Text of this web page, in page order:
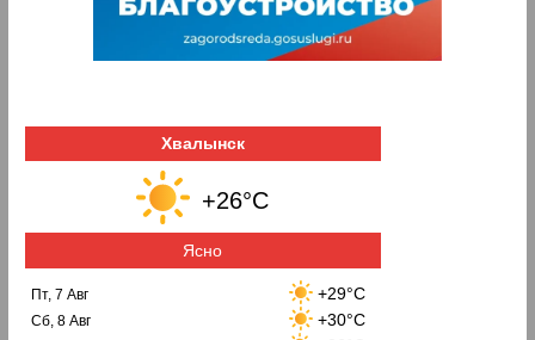
Хвалынск
+26°C
Ясно
Пт, 7 Авг +29°C
Сб, 8 Авг +30°C